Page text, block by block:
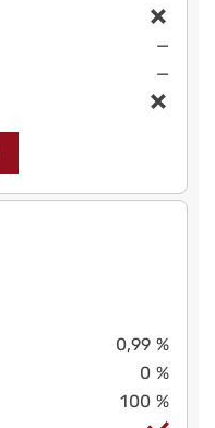
—
—
0,99 %
0 %
100 %